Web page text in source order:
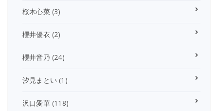
桜木心菜(3)
櫻井優衣 (2)
櫻井音乃 (24)
汐見まとい (1)
沢口愛華(118)